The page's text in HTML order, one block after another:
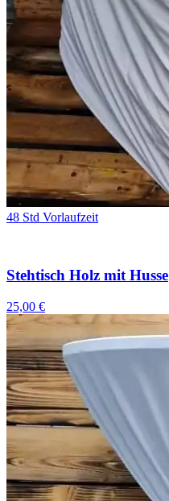
48 Std Vorlaufzeit
Stehtisch Holz mit Husse
25,00 €